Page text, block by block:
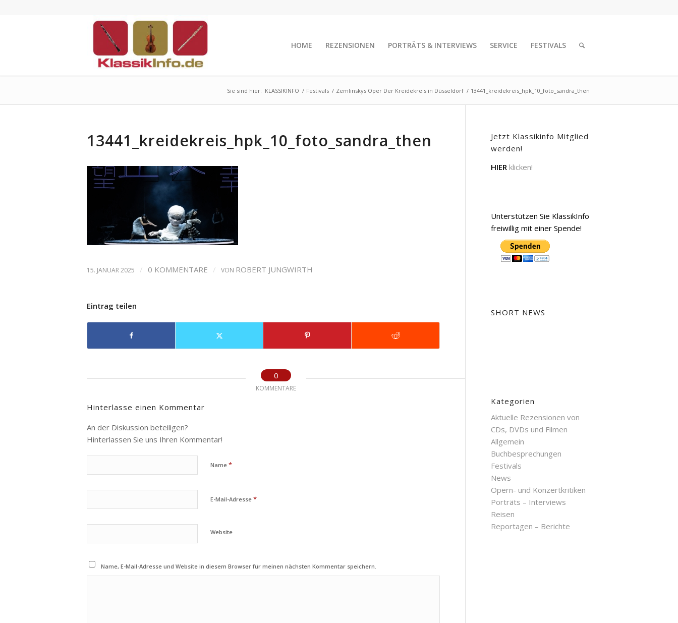
HOME REZENSIONEN PORTRÄTS & INTERVIEWS SERVICE FESTIVALS
Sie sind hier: KLASSIKINFO / Festivals / Zemlinskys Oper Der Kreidekreis in Düsseldorf / 13441_kreidekreis_hpk_10_foto_sandra_then
13441_kreidekreis_hpk_10_foto_sandra_then
15. JANUAR 2025 / 0 KOMMENTARE / VON ROBERT JUNGWIRTH
Eintrag teilen
0
KOMMENTARE
Hinterlasse einen Kommentar
An der Diskussion beteiligen?
Hinterlassen Sie uns Ihren Kommentar!
Name *
E-Mail-Adresse *
Website
Name, E-Mail-Adresse und Website in diesem Browser für meinen nächsten Kommentar speichern.
Jetzt Klassikinfo Mitglied
werden!
HIER klicken!
Unterstützen Sie KlassikInfo
freiwillig mit einer Spende!
SHORT NEWS
Kategorien
Aktuelle Rezensionen von
CDs, DVDs und Filmen
Allgemein
Buchbesprechungen
Festivals
News
Opern- und Konzertkritiken
Porträts – Interviews
Reisen
Reportagen – Berichte